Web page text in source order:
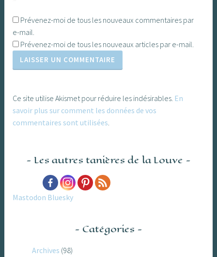
Prévenez-moi de tous les nouveaux commentaires par
e-mail.
Prévenez-moi de tous les nouveaux articles par e-mail.
Ce site utilise Akismet pour réduire les indésirables. En
savoir plus sur comment les données de vos
commentaires sont utilisées
Les autres tanières de la Louve
Mastodon Bluesky
Catégories
Archives (98)